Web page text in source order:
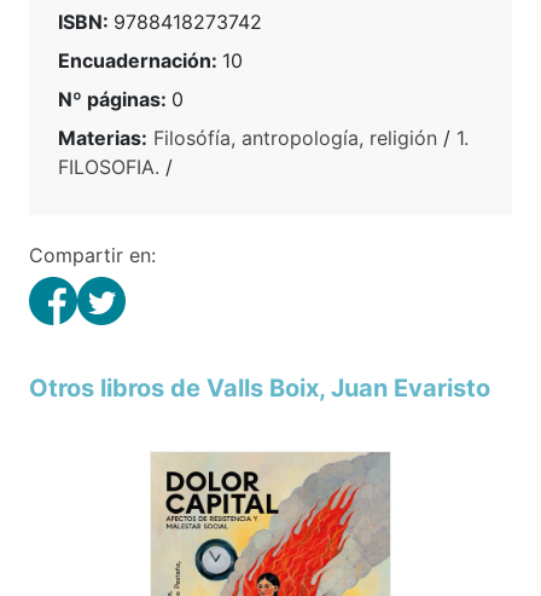
ISBN: 9788418273742
Encuadernación: 10
Nº páginas: 0
Materias: Filosófía, antropología, religión / 1.
FILOSOFIA. /
Compartir en:
Otros libros de Valls Boix, Juan Evaristo